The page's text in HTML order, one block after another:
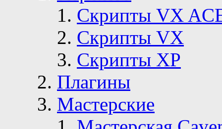
Скрипты VX
Скрипты VX
Скрипты ХР
Плагины
Мастерские